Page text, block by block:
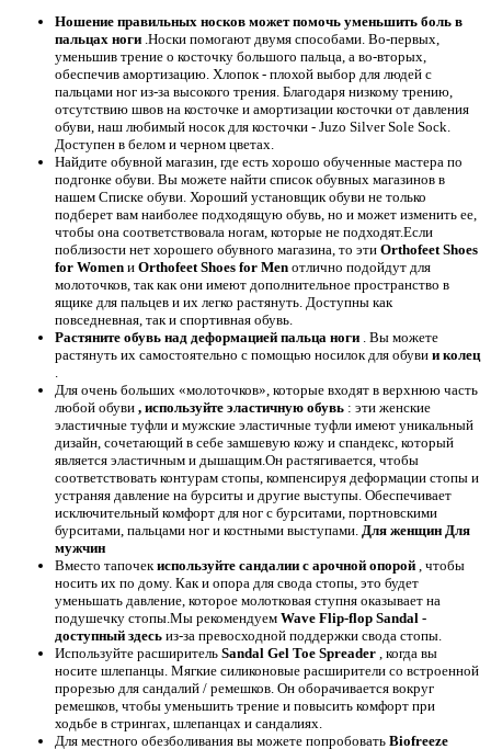
Ношение правильных носков может помочь уменьшить боль в
пальцах ноги .Носки помогают двумя способами. Во-первых,
уменьшив трение о косточку большого пальца, а во-вторых,
обеспечив амортизацию. Хлопок - плохой выбор для людей с
пальцами ног из-за высокого трения. Благодаря низкому трению,
отсутствию швов на косточке и амортизации косточки от давления
обуви, наш любимый носок для косточки - Juzo Silver Sole Sock.
Доступен в белом и черном цветах.
Найдите обувной магазин, где есть хорошо обученные мастера по
подгонке обуви. Вы можете найти список обувных магазинов в
нашем Списке обуви. Хороший установщик обуви не только
подберет вам наиболее подходящую обувь, но и может изменить ее,
чтобы она соответствовала ногам, которые не подходят.Если
поблизости нет хорошего обувного магазина, то эти Orthofeet Shoes
for Women и Orthofeet Shoes for Men отлично подойдут для
молоточков, так как они имеют дополнительное пространство в
ящике для пальцев и их легко растянуть. Доступны как
повседневная, так и спортивная обувь.
Растяните обувь над деформацией пальца ноги . Вы можете
растянуть их самостоятельно с помощью носилок для обуви и колец
.
Для очень больших «молоточков», которые входят в верхнюю часть
любой обуви , используйте эластичную обувь : эти женские
эластичные туфли и мужские эластичные туфли имеют уникальный
дизайн, сочетающий в себе замшевую кожу и спандекс, который
является эластичным и дышащим.Он растягивается, чтобы
соответствовать контурам стопы, компенсируя деформации стопы и
устраняя давление на бурситы и другие выступы. Обеспечивает
исключительный комфорт для ног с бурситами, портновскими
бурситами, пальцами ног и костными выступами. Для женщин Для
мужчин
Вместо тапочекиспользуйте сандалии с арочной опорой , чтобы
носить их по дому. Как и опора для свода стопы, это будет
уменьшать давление, которое молотковая ступня оказывает на
подушечку стопы.Мы рекомендуем Wave Flip-flop Sandal -
доступный здесь из-за превосходной поддержки свода стопы.
Используйте расширитель Sandal Gel Toe Spreader , когда вы
носите шлепанцы. Мягкие силиконовые расширители со встроенной
прорезью для сандалий / ремешков. Он оборачивается вокруг
ремешков, чтобы уменьшить трение и повысить комфорт при
ходьбе в стрингах, шлепанцах и сандалиях.
Для местного обезболивания вы можете попробовать Biofreeze